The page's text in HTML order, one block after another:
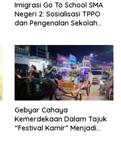
Imigrasi Go To School SMA
Negeri 2: Sosialisasi TPPO
dan Pengenalan Sekolah
Gebyar Cahaya
Kemerdekaan Dalam Tajuk
“Festival Kamir” Menjadi